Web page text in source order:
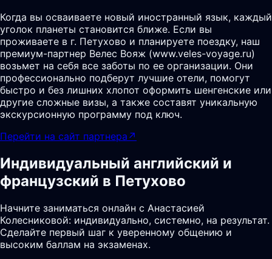
Когда вы осваиваете новый иностранный язык, каждый
уголок планеты становится ближе. Если вы
проживаете в г. Петухово и планируете поездку, наш
премиум-партнер Велес Вояж (www.veles-voyage.ru)
возьмет на себя все заботы по ее организации. Они
профессионально подберут лучшие отели, помогут
быстро и без лишних хлопот оформить шенгенские или
другие сложные визы, а также составят уникальную
экскурсионную программу под ключ.
Перейти на сайт партнера ↗
Индивидуальный английский и
французский в Петухово
Начните заниматься онлайн с Анастасией
Колесниковой: индивидуально, системно, на результат.
Сделайте первый шаг к уверенному общению и
высоким баллам на экзаменах.